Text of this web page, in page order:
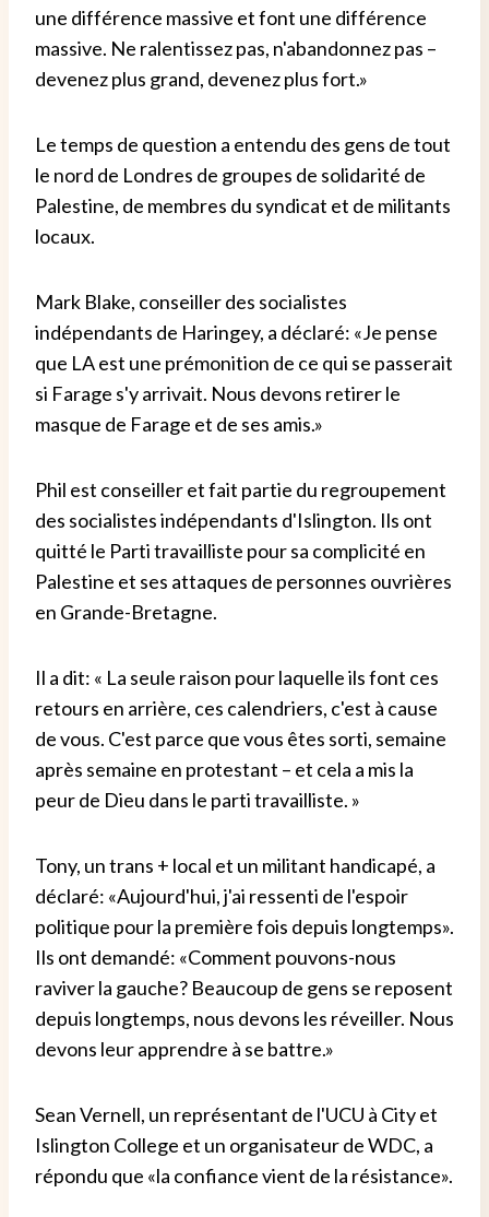
une différence massive et font une différence
massive. Ne ralentissez pas, n'abandonnez pas –
devenez plus grand, devenez plus fort.»
Le temps de question a entendu des gens de tout
le nord de Londres de groupes de solidarité de
Palestine, de membres du syndicat et de militants
locaux.
Mark Blake, conseiller des socialistes
indépendants de Haringey, a déclaré: «Je pense
que LA est une prémonition de ce qui se passerait
si Farage s'y arrivait. Nous devons retirer le
masque de Farage et de ses amis.»
Phil est conseiller et fait partie du regroupement
des socialistes indépendants d'Islington. Ils ont
quitté le Parti travailliste pour sa complicité en
Palestine et ses attaques de personnes ouvrières
en Grande-Bretagne.
Il a dit: « La seule raison pour laquelle ils font ces
retours en arrière, ces calendriers, c'est à cause
de vous. C'est parce que vous êtes sorti, semaine
après semaine en protestant – et cela a mis la
peur de Dieu dans le parti travailliste. »
Tony, un trans + local et un militant handicapé, a
déclaré: «Aujourd'hui, j'ai ressenti de l'espoir
politique pour la première fois depuis longtemps».
Ils ont demandé: «Comment pouvons-nous
raviver la gauche? Beaucoup de gens se reposent
depuis longtemps, nous devons les réveiller. Nous
devons leur apprendre à se battre.»
Sean Vernell, un représentant de l'UCU à City et
Islington College et un organisateur de WDC, a
répondu que «la confiance vient de la résistance».